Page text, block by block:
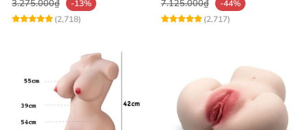
3.275.000₫
-13%
(2,718)
7.125.000₫
-44%
(2,717)